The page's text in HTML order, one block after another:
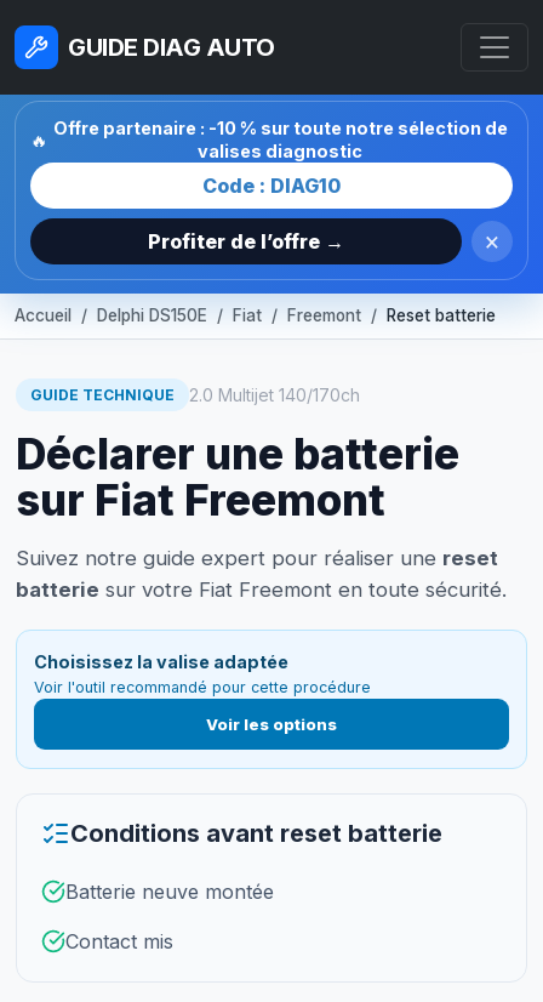
GUIDE DIAG AUTO
🔥
Offre partenaire : -10 % sur toute notre sélection de
valises diagnostic
Code : DIAG10
Profiter de l’offre → ×
Accueil Delphi DS150E Fiat Freemont Reset batterie
GUIDE TECHNIQUE 2.0 Multijet 140/170ch
Déclarer une batterie
sur Fiat Freemont
Suivez notre guide expert pour réaliser une reset
batterie sur votre Fiat Freemont en toute sécurité.
Choisissez la valise adaptée
Voir l'outil recommandé pour cette procédure
Voir les options
Conditions avant reset batterie
Batterie neuve montée
Contact mis